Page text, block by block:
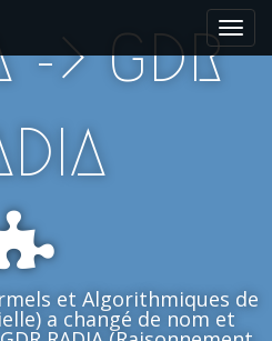
-> GDR
et Algorithmiques de
a changé de nom et